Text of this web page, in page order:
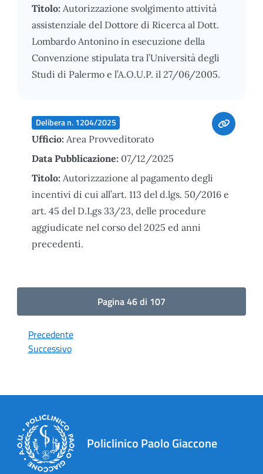
Titolo: Autorizzazione svolgimento attività
assistenziale del Dottore di Ricerca al Dott.
Lombardo Antonino in esecuzione della
Convenzione stipulata tra l’Università degli
Studi di Palermo e l’A.O.U.P. il 27/06/2005.
Delibera n. 1204/2025
Ufficio: Area Provveditorato
Data Pubblicazione: 07/12/2025
Titolo: Autorizzazione al pagamento degli
incentivi di cui all’art. 113 del d.lgs. 50/2016 e
art. 45 del D.Lgs 33/23, delle procedure
aggiudicate nel corso del 2025 ed anni
precedenti.
Pagina 46 di 107
Precedente
Successivo
Policlinico Paolo Giaccone